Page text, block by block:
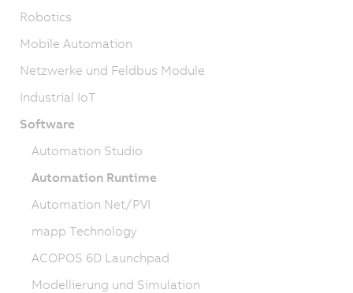
Robotics
Mobile Automation
Netzwerke und Feldbus Module
Industrial IoT
Software
Automation Studio
Automation Runtime
Automation Net/PVI
mapp Technology
ACOPOS 6D Launchpad
Modellierung und Simulation